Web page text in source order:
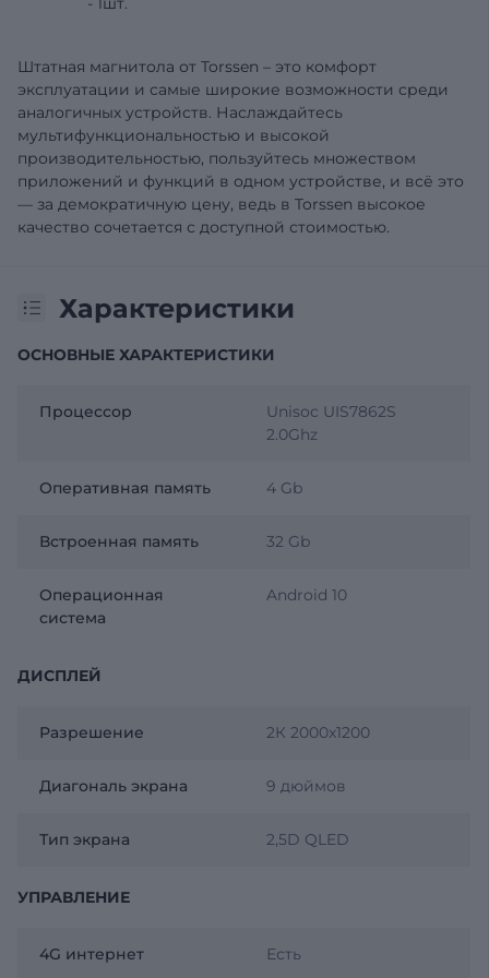
Штатная магнитола от Torssen – это комфорт
эксплуатации и самые широкие возможности среди
аналогичных устройств. Наслаждайтесь
мультифункциональностью и высокой
производительностью, пользуйтесь множеством
приложений и функций в одном устройстве, и всё это
— за демократичную цену, ведь в Torssen высокое
качество сочетается с доступной стоимостью.
Характеристики
ОСНОВНЫЕ ХАРАКТЕРИСТИКИ
Процессор
Unisoc UIS7862S
2.0Ghz
Оперативная память 4 Gb
Встроенная память 32 Gb
Операционная
система
Android 10
ДИСПЛЕЙ
Разрешение 2К 2000x1200
Диагональ экрана 9 дюймов
Тип экрана 2,5D QLED
УПРАВЛЕНИЕ
4G интернет Есть